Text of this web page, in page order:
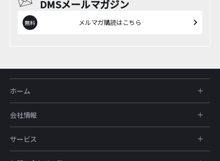
DMSメールマガジン
メルマガ購読はこちら
ホーム
会社情報
サービス